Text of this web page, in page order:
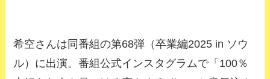
希空さんは同番組の第68弾（卒業編2025 in ソウ
ル）に出演。番組公式インスタグラムで「100％